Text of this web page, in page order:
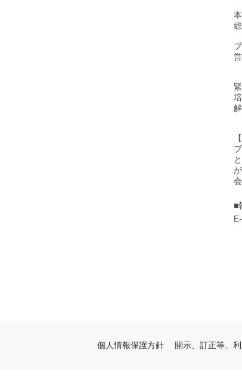
■
個人情報保護方針 開示、訂正等、